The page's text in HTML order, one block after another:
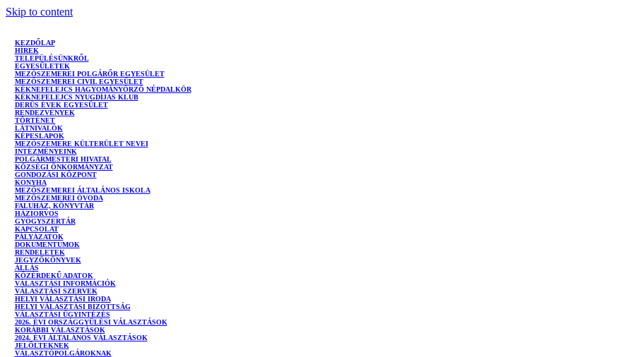
Skip to content
KEZDŐLAP
HÍREK
TELEPÜLÉSÜNKRŐL
EGYESÜLETEK
MEZŐSZEMEREI POLGÁRŐR EGYESÜLET
MEZŐSZEMEREI CIVIL EGYESÜLET
KÉKNEFELEJCS HAGYOMÁNYŐRZŐ NÉPDALKÖR
KÉKNEFELEJCS NYUGDÍJAS KLUB
DERŰS ÉVEK EGYESÜLET
RENDEZVÉNYEK
TÖRTÉNET
LÁTNIVALÓK
KÉPESLAPOK
MEZŐSZEMERE KÜLTERÜLET NEVEI
INTÉZMÉNYEINK
POLGÁRMESTERI HIVATAL
KÖZSÉGI ÖNKORMÁNYZAT
GONDOZÁSI KÖZPONT
KONYHA
MEZŐSZEMEREI ÁLTALÁNOS ISKOLA
MEZŐSZEMEREI ÓVODA
FALUHÁZ, KÖNYVTÁR
HÁZIORVOS
GYÓGYSZERTÁR
KAPCSOLAT
PÁLYÁZATOK
DOKUMENTUMOK
RENDELETEK
JEGYZŐKÖNYVEK
ÁLLÁS
KÖZÉRDEKŰ ADATOK
VÁLASZTÁSI INFORMÁCIÓK
VÁLASZTÁSI SZERVEK
HELYI VÁLASZTÁSI IRODA
HELYI VÁLASZTÁSI BIZOTTSÁG
VÁLASZTÁSI ÜGYINTÉZÉS
2026. ÉVI ORSZÁGGYŰLÉSI VÁLASZTÁSOK
KORÁBBI VÁLASZTÁSOK
2024. ÉVI ÁLTALÁNOS VÁLASZTÁSOK
JELÖLTEKNEK
VÁLASZTÓPOLGÁROKNAK